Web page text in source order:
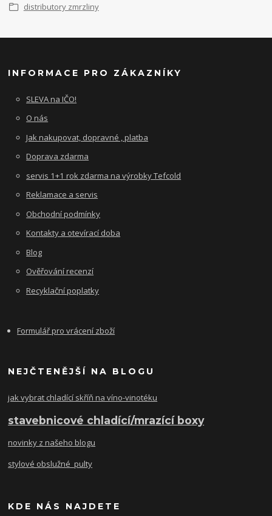
distributory zmrzliny
INFORMACE PRO ZÁKAZNÍKY
SLEVA na IČO!
O nás
Jak nakupovat, dopravné , platba
Doprava zdarma
servis 1+1 rok zdarma na výrobky Tefcold
Reklamace a servis
Obchodní podmínky
Kontakty a otevírací doba
Blog
Ověřování recenzí
Recyklační poplatky
Formulář pro vrácení zboží
NEJČTENĚJŠÍ NA BLOGU
jak vybrat chladící skříň na víno-vinotéku
stavebnicové chladící/mrazící boxy
novinky z našeho blogu
stylové obslužné pulty
KDE NÁS NAJDETE